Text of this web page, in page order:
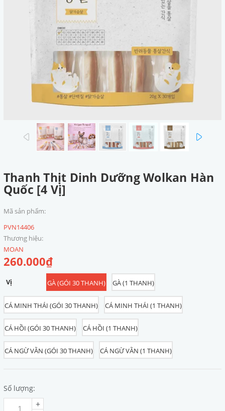
prev
Thanh Thịt Dinh Dưỡng Wolkan Hàn
Quốc [4 Vị]
Mã sản phẩm:
PVN14406
Thương hiệu:
MOAN
260.000₫
Vị GÀ (GÓI 30 THANH) GÀ (1 THANH)
CÁ MINH THÁI (GÓI 30 THANH) CÁ MINH THÁI (1 THANH)
CÁ HỒI (GÓI 30 THANH) CÁ HỒI (1 THANH)
CÁ NGỪ VẰN (GÓI 30 THANH) CÁ NGỪ VẰN (1 THANH)
Số lượng:
+